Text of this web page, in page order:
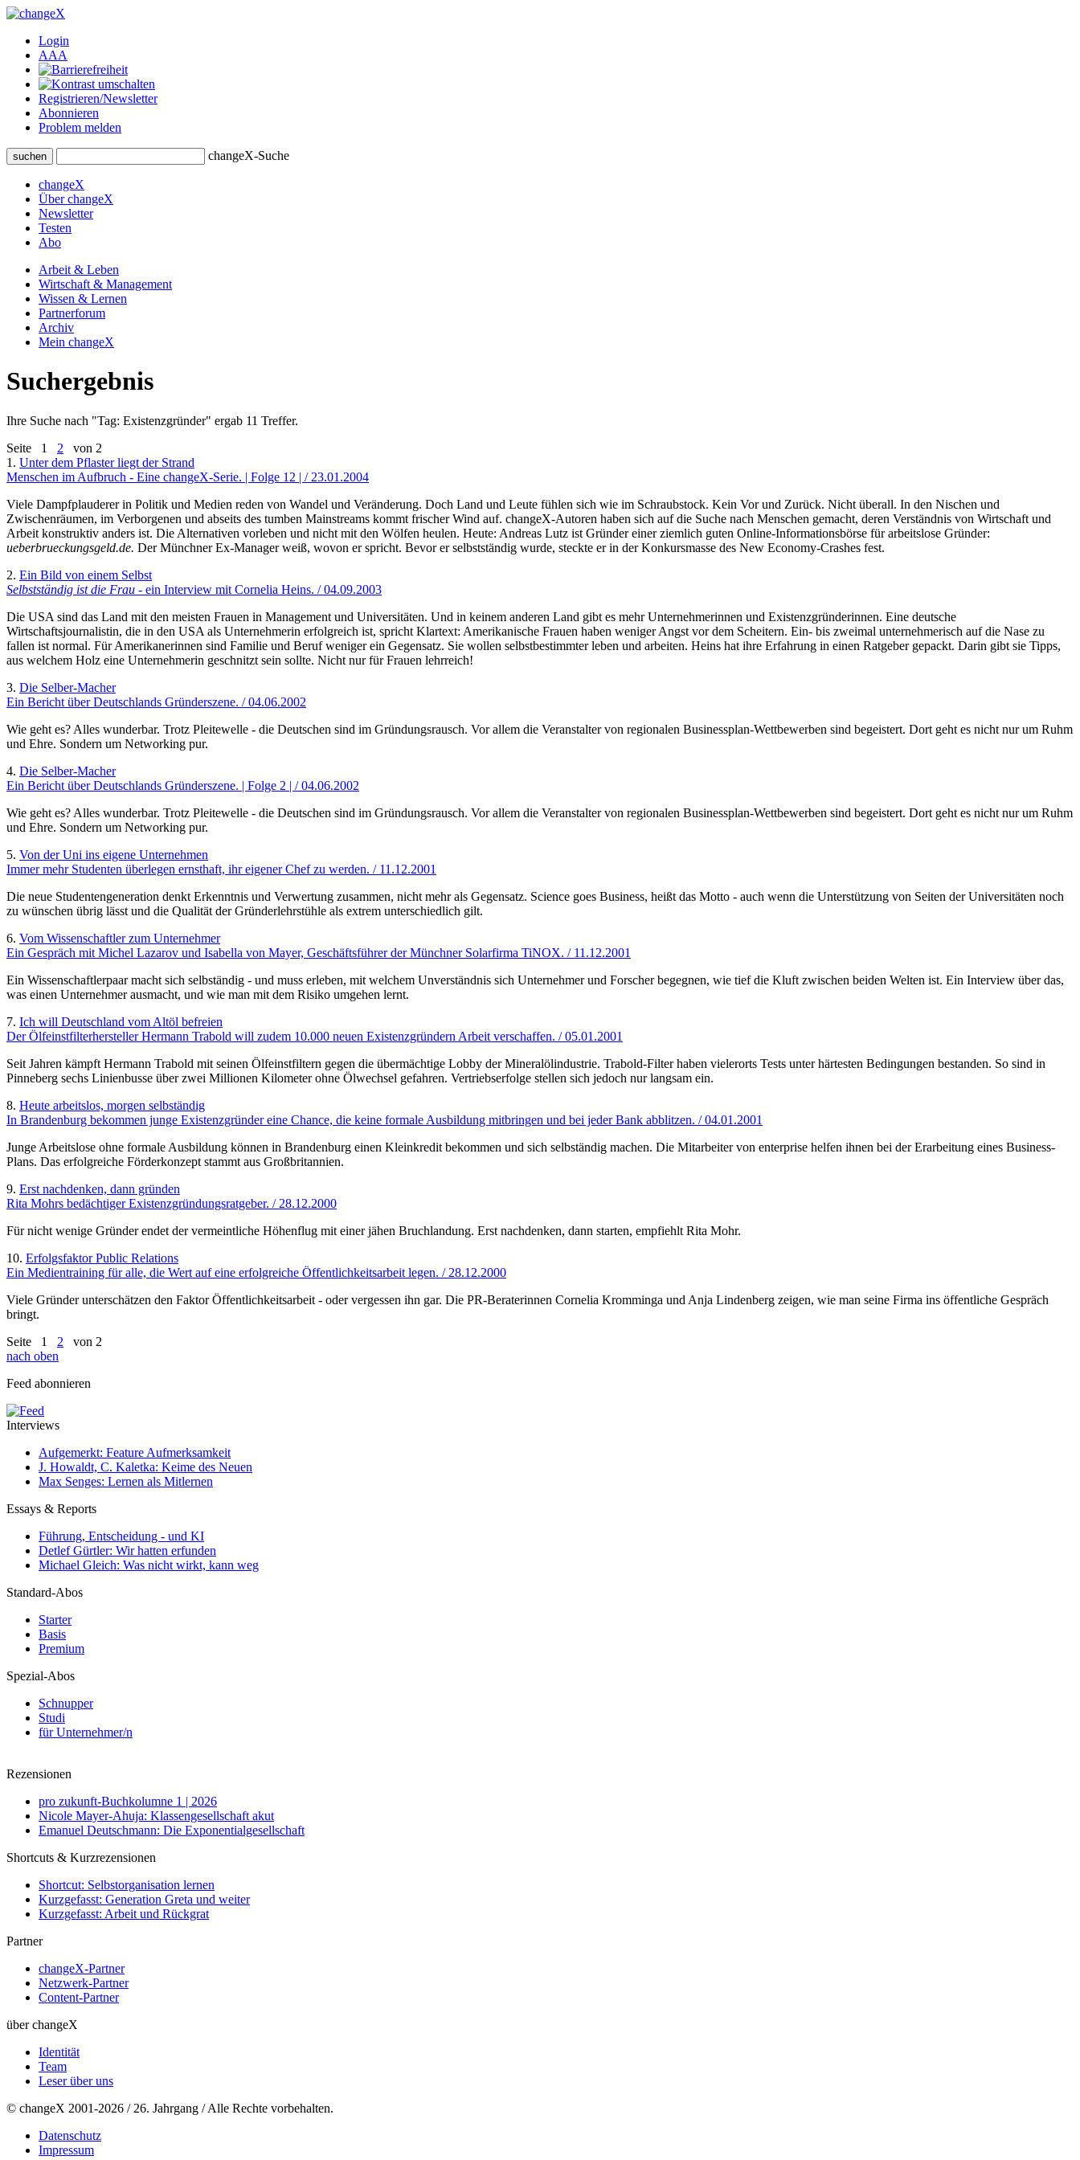
Login
AAA
Registrieren/Newsletter
Abonnieren
Problem melden
suchen changeX-Suche
changeX
Über changeX
Newsletter
Testen
Abo
Arbeit & Leben
Wirtschaft & Management
Wissen & Lernen
Partnerforum
Archiv
Mein changeX
Suchergebnis
Ihre Suche nach "Tag: Existenzgründer" ergab 11 Treffer.
Seite 1 2 von 2
1. Unter dem Pflaster liegt der Strand
Menschen im Aufbruch - Eine changeX-Serie. | Folge 12 | / 23.01.2004
Viele Dampfplauderer in Politik und Medien reden von Wandel und Veränderung. Doch Land und Leute fühlen sich wie im Schraubstock. Kein Vor und Zurück. Nicht überall. In den Nischen und
Zwischenräumen, im Verborgenen und abseits des tumben Mainstreams kommt frischer Wind auf. changeX-Autoren haben sich auf die Suche nach Menschen gemacht, deren Verständnis von Wirtschaft und
Arbeit konstruktiv anders ist. Die Alternativen vorleben und nicht mit den Wölfen heulen. Heute: Andreas Lutz ist Gründer einer ziemlich guten Online-Informationsbörse für arbeitslose Gründer:
ueberbrueckungsgeld.de. Der Münchner Ex-Manager weiß, wovon er spricht. Bevor er selbstständig wurde, steckte er in der Konkursmasse des New Economy-Crashes fest.
2. Ein Bild von einem Selbst
Selbstständig ist die Frau - ein Interview mit Cornelia Heins. / 04.09.2003
Die USA sind das Land mit den meisten Frauen in Management und Universitäten. Und in keinem anderen Land gibt es mehr Unternehmerinnen und Existenzgründerinnen. Eine deutsche
Wirtschaftsjournalistin, die in den USA als Unternehmerin erfolgreich ist, spricht Klartext: Amerikanische Frauen haben weniger Angst vor dem Scheitern. Ein- bis zweimal unternehmerisch auf die Nase zu
fallen ist normal. Für Amerikanerinnen sind Familie und Beruf weniger ein Gegensatz. Sie wollen selbstbestimmter leben und arbeiten. Heins hat ihre Erfahrung in einen Ratgeber gepackt. Darin gibt sie Tipps,
aus welchem Holz eine Unternehmerin geschnitzt sein sollte. Nicht nur für Frauen lehrreich!
3. Die Selber-Macher
Ein Bericht über Deutschlands Gründerszene. / 04.06.2002
Wie geht es? Alles wunderbar. Trotz Pleitewelle - die Deutschen sind im Gründungsrausch. Vor allem die Veranstalter von regionalen Businessplan-Wettbewerben sind begeistert. Dort geht es nicht nur um Ruhm
und Ehre. Sondern um Networking pur.
4. Die Selber-Macher
Ein Bericht über Deutschlands Gründerszene. | Folge 2 | / 04.06.2002
Wie geht es? Alles wunderbar. Trotz Pleitewelle - die Deutschen sind im Gründungsrausch. Vor allem die Veranstalter von regionalen Businessplan-Wettbewerben sind begeistert. Dort geht es nicht nur um Ruhm
und Ehre. Sondern um Networking pur.
5. Von der Uni ins eigene Unternehmen
Immer mehr Studenten überlegen ernsthaft, ihr eigener Chef zu werden. / 11.12.2001
Die neue Studentengeneration denkt Erkenntnis und Verwertung zusammen, nicht mehr als Gegensatz. Science goes Business, heißt das Motto - auch wenn die Unterstützung von Seiten der Universitäten noch
zu wünschen übrig lässt und die Qualität der Gründerlehrstühle als extrem unterschiedlich gilt.
6. Vom Wissenschaftler zum Unternehmer
Ein Gespräch mit Michel Lazarov und Isabella von Mayer, Geschäftsführer der Münchner Solarfirma TiNOX. / 11.12.2001
Ein Wissenschaftlerpaar macht sich selbständig - und muss erleben, mit welchem Unverständnis sich Unternehmer und Forscher begegnen, wie tief die Kluft zwischen beiden Welten ist. Ein Interview über das,
was einen Unternehmer ausmacht, und wie man mit dem Risiko umgehen lernt.
7. Ich will Deutschland vom Altöl befreien
Der Ölfeinstfilterhersteller Hermann Trabold will zudem 10.000 neuen Existenzgründern Arbeit verschaffen. / 05.01.2001
Seit Jahren kämpft Hermann Trabold mit seinen Ölfeinstfiltern gegen die übermächtige Lobby der Mineralölindustrie. Trabold-Filter haben vielerorts Tests unter härtesten Bedingungen bestanden. So sind in
Pinneberg sechs Linienbusse über zwei Millionen Kilometer ohne Ölwechsel gefahren. Vertriebserfolge stellen sich jedoch nur langsam ein.
8. Heute arbeitslos, morgen selbständig
In Brandenburg bekommen junge Existenzgründer eine Chance, die keine formale Ausbildung mitbringen und bei jeder Bank abblitzen. / 04.01.2001
Junge Arbeitslose ohne formale Ausbildung können in Brandenburg einen Kleinkredit bekommen und sich selbständig machen. Die Mitarbeiter von enterprise helfen ihnen bei der Erarbeitung eines Business-
Plans. Das erfolgreiche Förderkonzept stammt aus Großbritannien.
9. Erst nachdenken, dann gründen
Rita Mohrs bedächtiger Existenzgründungsratgeber. / 28.12.2000
Für nicht wenige Gründer endet der vermeintliche Höhenflug mit einer jähen Bruchlandung. Erst nachdenken, dann starten, empfiehlt Rita Mohr.
10. Erfolgsfaktor Public Relations
Ein Medientraining für alle, die Wert auf eine erfolgreiche Öffentlichkeitsarbeit legen. / 28.12.2000
Viele Gründer unterschätzen den Faktor Öffentlichkeitsarbeit - oder vergessen ihn gar. Die PR-Beraterinnen Cornelia Kromminga und Anja Lindenberg zeigen, wie man seine Firma ins öffentliche Gespräch
bringt.
Seite 1 2 von 2
nach oben
Feed abonnieren
Interviews
Aufgemerkt: Feature Aufmerksamkeit
J. Howaldt, C. Kaletka: Keime des Neuen
Max Senges: Lernen als Mitlernen
Essays & Reports
Führung, Entscheidung - und KI
Detlef Gürtler: Wir hatten erfunden
Michael Gleich: Was nicht wirkt, kann weg
Standard-Abos
Starter
Basis
Premium
Spezial-Abos
Schnupper
Studi
für Unternehmer/n
Rezensionen
pro zukunft-Buchkolumne 1 | 2026
Nicole Mayer-Ahuja: Klassengesellschaft akut
Emanuel Deutschmann: Die Exponentialgesellschaft
Shortcuts & Kurzrezensionen
Shortcut: Selbstorganisation lernen
Kurzgefasst: Generation Greta und weiter
Kurzgefasst: Arbeit und Rückgrat
Partner
changeX-Partner
Netzwerk-Partner
Content-Partner
über changeX
Identität
Team
Leser über uns
© changeX 2001-2026 / 26. Jahrgang / Alle Rechte vorbehalten.
Datenschutz
Impressum